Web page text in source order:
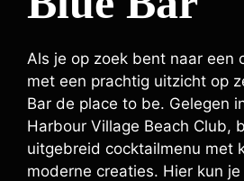
Als je op zoek bent naar een
met een prachtig uitzicht op
Bar de place to be. Gelegen
Harbour Village Beach Club,
uitgebreid cocktailmenu met
moderne creaties. Hier kun